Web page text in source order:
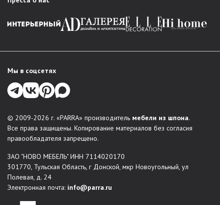
модули, мебельные комбинации для зонирования
пространства.
места отдыха и хранения вещей.
входной зоны: обувницы, вешалки, шкафы-купе,
консоли.
Системы хранения
Мягкая мебель
Индивидуальные проекты
: по желанию заказчика
можно создать мебель по индивидуальным размерам.
Мы в соцсетях
© 2009-2026 г. «PARRA» производитель мебели из шпона.
Все права защищены. Копирование материалов без согласия
правообладателя запрещено.
ЗАО "НОВО МЕБЕЛЬ" ИНН 7114020170
301770, Тульская Область, г Донской, мкр Новоугольный, ул
Полевая, д. 24
Электронная почта: info@parra.ru